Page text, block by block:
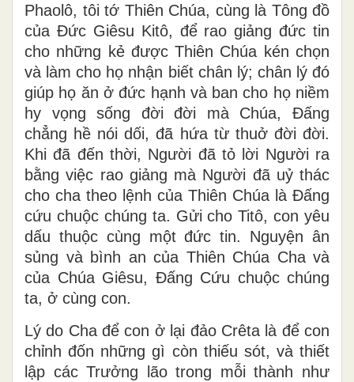
Phaolô, tôi tớ Thiên Chúa, cùng là Tông đồ
của Ðức Giêsu Kitô, để rao giảng đức tin
cho những kẻ được Thiên Chúa kén chọn
và làm cho họ nhận biết chân lý; chân lý đó
giúp họ ăn ở đức hạnh và ban cho họ niềm
hy vọng sống đời đời mà Chúa, Ðấng
chẳng hề nói dối, đã hứa từ thuở đời đời.
Khi đã đến thời, Người đã tỏ lời Người ra
bằng việc rao giảng mà Người đã uỷ thác
cho cha theo lệnh của Thiên Chúa là Ðấng
cứu chuộc chúng ta. Gửi cho Titô, con yêu
dấu thuộc cùng một đức tin. Nguyện ân
sủng và bình an của Thiên Chúa Cha và
của Chúa Giêsu, Ðấng Cứu chuộc chúng
ta, ở cùng con.
Lý do Cha để con ở lại đảo Crêta là để con
chỉnh đốn những gì còn thiếu sót, và thiết
lập các Trưởng lão trong mỗi thành như